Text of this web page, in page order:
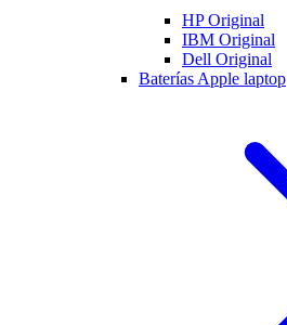
HP Original
IBM Original
Dell Original
Baterías Apple laptop